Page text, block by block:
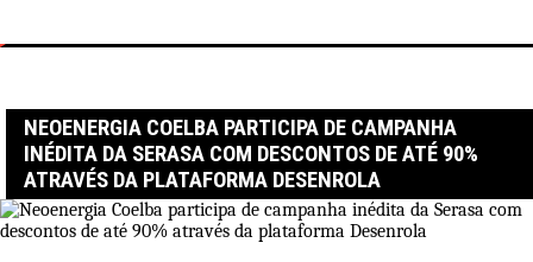
NEOENERGIA COELBA PARTICIPA DE CAMPANHA
INÉDITA DA SERASA COM DESCONTOS DE ATÉ 90%
ATRAVÉS DA PLATAFORMA DESENROLA